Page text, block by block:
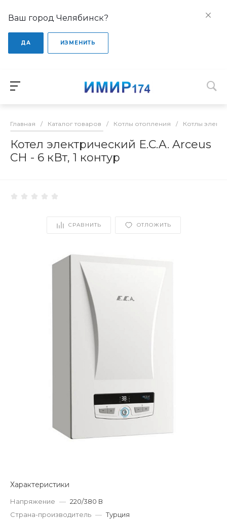
Ваш город Челябинск?
ДА ИЗМЕНИТЬ
Главная / Каталог товаров / Котлы отопления / Котлы
Котел электрический E.C.A. Arceus
CH - 6 кВт, 1 контур
СРАВНИТЬ ОТЛОЖИТЬ
Характеристики
Напряжение — 220/380 В
Страна-производитель — Турция